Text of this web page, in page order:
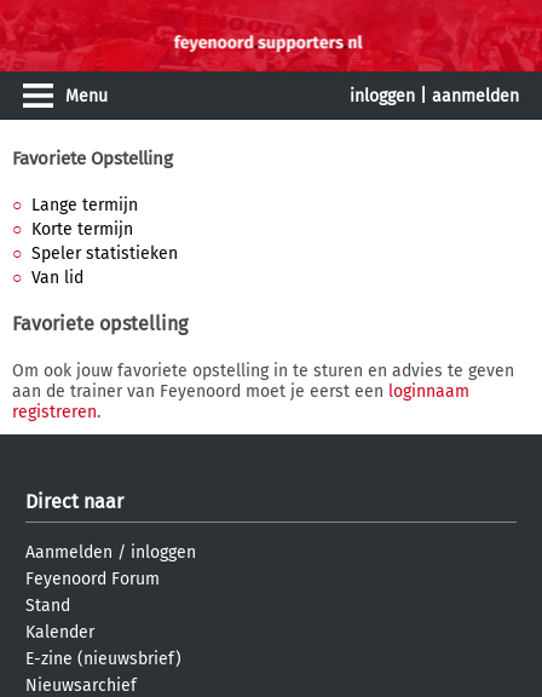
Menu inloggen aanmelden
Favoriete Opstelling
Lange termijn
Korte termijn
Speler statistieken
Van lid
Favoriete opstelling
Om ook jouw favoriete opstelling in te sturen en advies te geven
aan de trainer van Feyenoord moet je eerst een loginnaam
registreren.
Direct naar
Aanmelden / inloggen
Feyenoord Forum
Stand
Kalender
E-zine (nieuwsbrief)
Nieuwsarchief